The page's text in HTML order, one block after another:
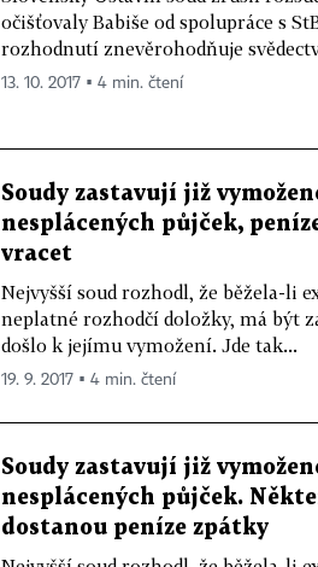
očišťovaly Babiše od spolupráce s
rozhodnutí znevěrohodňuje
13. 10. 2017 ▪ 4 min. čtení
Soudy zastavují již
nesplácených půjček,
vracet
Nejvyšší soud rozhodl, že běžela-li
neplatné rozhodčí doložky, má být
došlo k jejímu vymožení. Jde tak...
19. 9. 2017 ▪ 4 min. čtení
Soudy zastavují již
nesplácených půjček.
dostanou peníze zpátky